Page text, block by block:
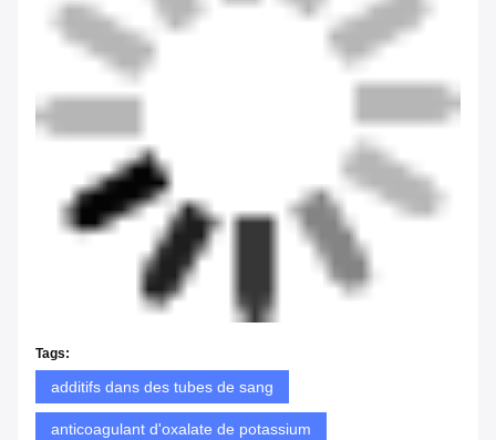
Tags:
additifs dans des tubes de sang
anticoagulant d'oxalate de potassium